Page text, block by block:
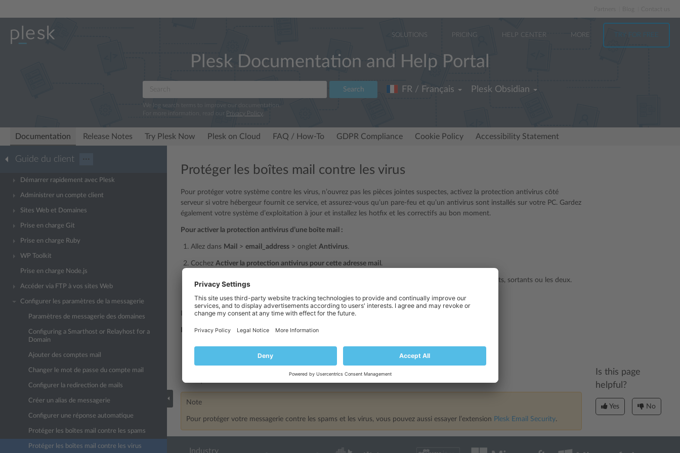
Partners
SOLUTIONS PRICING HELP CENTER MORE TRY FOR FREE
Plesk Documentation and Help Portal
Search
We log search terms to improve our documentation.
For more information, read our Privacy Policy
FR / Français Plesk Obsidian
Documentation Release Notes Try Plesk Now Plesk on Cloud FAQ / How-To GDPR Compliance Cookie Policy Accessibility Statement
Guide du client ···
Démarrer rapidement avec Plesk
Administrer un compte client
Sites Web et Domaines
Prise en charge Git
Prise en charge Ruby
WP Toolkit
Prise en charge Node.js
Accéder via FTP à vos sites Web
Configurer les paramètres de la messagerie
Paramètres de messagerie des domaines
Configuring a Smarthost or Relayhost for a
Domain
Ajouter des comptes mail
Changer le mot de passe du compte mail
Configurer la redirection de mails
Créer un alias de messagerie
Configurer une réponse automatique
Protéger les boîtes mail contre les spams
Protéger les boîtes mail contre les virus
Protéger les boîtes mail contre les virus
Pour protéger votre système contre les virus, n’ouvrez pas les pièces jointes suspectes, activez la protection antivirus côté
serveur si votre hébergeur fournit ce service, et assurez-vous qu’un pare-feu et qu’un antivirus sont installés sur votre PC. Gardez
également votre système d’exploitation à jour et installez les hotfix et les correctifs au bon moment.
Pour activer la protection antivirus d’une boîte mail :
Allez dans Mail > email_address > onglet Antivirus.
Cochez Activer la protection antivirus pour cette adresse mail .
Choisissez le mode d’analyse des mails souhaité. Vous pouvez activer l’analyse pour les mails entrants, sortants ou les deux.
Cliquez surOK.
Lorsqu’un message infecté entrant est détecté, vous recevez une notification par e-mail.
Pour désactiver la protection antivirus d’une boîte mail :
Allez dansMail>adresse mail> ongletAntivirus
Décochez Activer la protection antivirus pour cette adresse mail
Note
Pour protéger votre messagerie contre les spams et les virus, vous pouvez aussi essayer l’extension Plesk Email Security.
Is this page
helpful?
Yes No
Industry